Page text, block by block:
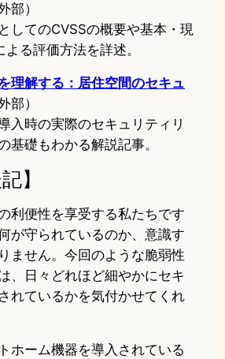
部）
してのCVSSの概要や基本・現
る評価方法を詳述。
理解する：居住空間のセキュ
部）
入時の実際のセキュリティリ
基礎もわかる解説記事。
】
利便性を享受する私たちです
が守られているのか、意識す
ません。今回のような脆弱性
、日々どれほど細やかにセキ
れているかを気付かせてくれ
ホーム機器を導入されている